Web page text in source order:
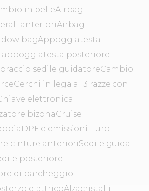
in pelleAirbag
anterioriAirbag
bagAppoggiatesta
appoggiatesta posteriore
sedile guidatoreCambio
in lega a 13 razze con
elettronica
bizonaCruise
e emissioni Euro
cinture anterioriSedile guida
posteriore
di parcheggio
elettricoAlzacristalli